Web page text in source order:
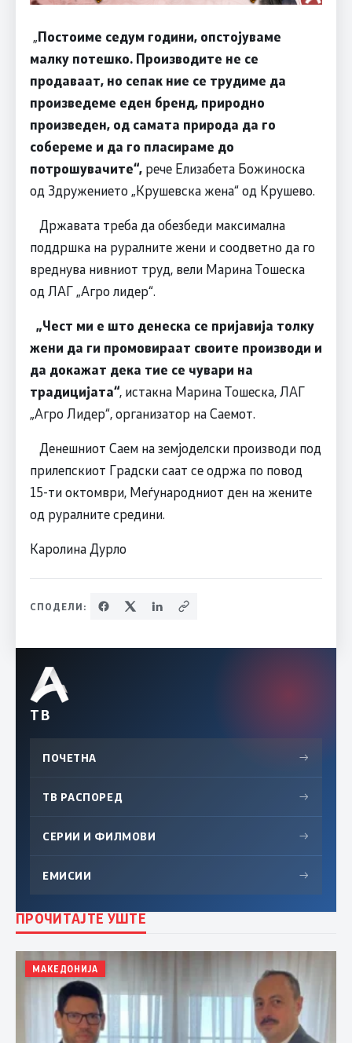
„Постоиме седум години, опстојуваме
малку потешко. Производите не се
продаваат, но сепак ние се трудиме да
произведеме еден бренд, природно
произведен, од самата природа да го
собереме и да го пласираме до
потрошувачите“,рече Елизабета Божиноска
од Здружението „Крушевска жена“ од Крушево.
Државата треба да обезбеди максимална
поддршка на руралните жени и соодветно да го
вреднува нивниот труд, вели Марина Тошеска
од ЛАГ „Агро лидер“.
„Чест ми е што денеска се пријавија толку
жени да ги промовираат своите производи и
да докажат дека тие се чувари на
традицијата“, истакна Марина Тошеска, ЛАГ
„Агро Лидер“, организатор на Саемот.
Денешниот Саем на земјоделски производи под
прилепскиот Градски саат се одржа по повод
15-ти октомври, Меѓународниот ден на жените
од руралните средини.
Каролина Дурло
СПОДЕЛИ:
ТВ
ПОЧЕТНА →
ТВ РАСПОРЕД →
СЕРИИ И ФИЛМОВИ →
ЕМИСИИ →
ПРОЧИТАЈТЕ УШТЕ
МАКЕДОНИЈА